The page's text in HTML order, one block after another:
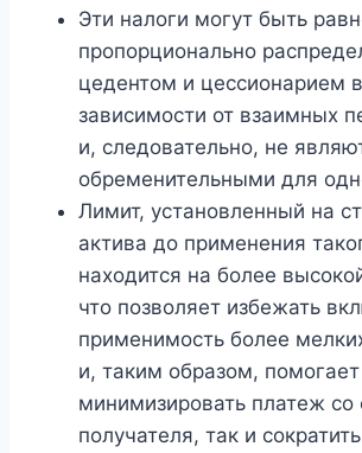
Эти налоги могут быть
пропорционально
цедентом и цессионарием в
зависимости от взаимных
и, следовательно, не
обременительными для
Лимит, установленный на
актива до применения
находится на более
что позволяет избежать
применимость более
и, таким образом,
минимизировать платеж со
получателя, так и